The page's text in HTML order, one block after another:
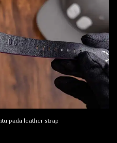
pada leather strap